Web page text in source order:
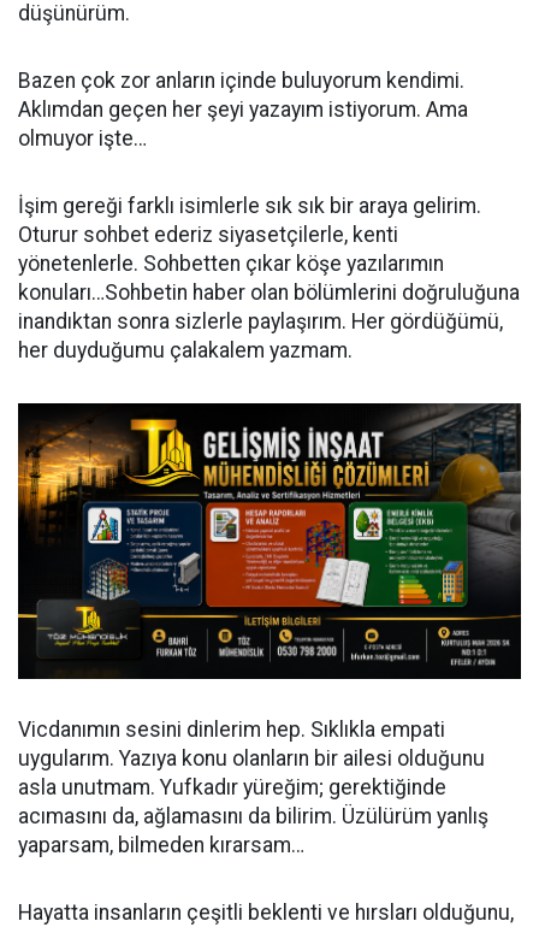
düşünürüm.
Bazen çok zor anların içinde buluyorum kendimi.
Aklımdan geçen her şeyi yazayım istiyorum. Ama
olmuyor işte…
İşim gereği farklı isimlerle sık sık bir araya gelirim.
Oturur sohbet ederiz siyasetçilerle, kenti
yönetenlerle. Sohbetten çıkar köşe yazılarımın
konuları…Sohbetin haber olan bölümlerini doğruluğuna
inandıktan sonra sizlerle paylaşırım. Her gördüğümü,
her duyduğumu çalakalem yazmam.
Vicdanımın sesini dinlerim hep. Sıklıkla empati
uygularım. Yazıya konu olanların bir ailesi olduğunu
asla unutmam. Yufkadır yüreğim; gerektiğinde
acımasını da, ağlamasını da bilirim. Üzülürüm yanlış
yaparsam, bilmeden kırarsam…
Hayatta insanların çeşitli beklenti ve hırsları olduğunu,